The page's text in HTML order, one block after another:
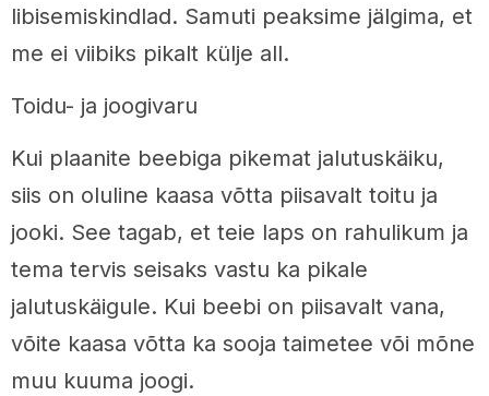
libisemiskindlad. Samuti peaksime jälgima, et
me ei viibiks pikalt külje all.
Toidu- ja joogivaru
Kui plaanite beebiga pikemat jalutuskäiku,
siis on oluline kaasa võtta piisavalt toitu ja
jooki. See tagab, et teie laps on rahulikum ja
tema tervis seisaks vastu ka pikale
jalutuskäigule. Kui beebi on piisavalt vana,
võite kaasa võtta ka sooja taimetee või mõne
muu kuuma joogi.